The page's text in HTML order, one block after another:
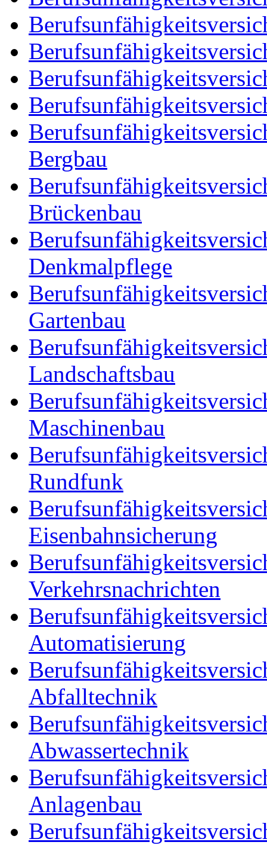
Bergbau
Brückenbau
Denkmalpflege
Gartenbau
Landschaftsbau
Maschinenbau
Rundfunk
Eisenbahnsicherung
Verkehrsnachrichten
Automatisierung
Abfalltechnik
Abwassertechnik
Anlagenbau